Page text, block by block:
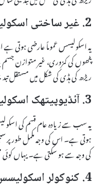
2. غیر ساختی اسکولیسس
یہ اسکولیسس عموماً عارضی ہوتی
پٹھوں کی کمزوری، غیر متوازن
ریڑھ کی ہڈی کی شکل میں مستقل
3. آئڈیوپیتھک اسکولیسس
یہ سب سے زیادہ عام قسم کی
ہوتی ہے۔ اس کی وجہ مکمل طور پر
کی وجہ سے ہو سکتی ہے۔ یہاں
4. کنوکولر اسکولیسس